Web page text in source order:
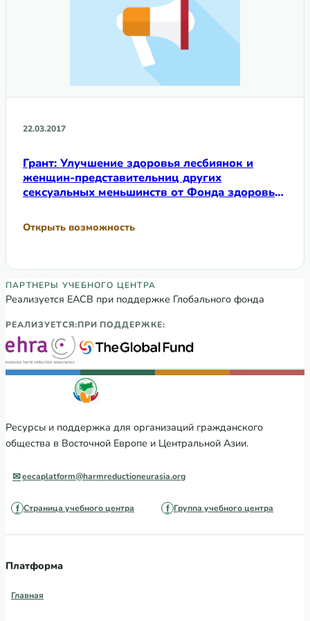
22.03.2017
Грант: Улучшение здоровья лесбиянок и
женщин-представительниц других
сексуальных меньшинств от Фонда здоровья
Открыть возможность
Партнеры Регионального учебного
ПАРТНЕРЫ УЧЕБНОГО ЦЕНТРА
Реализуется ЕАСВ при поддержке Глобального фонда
РЕАЛИЗУЕТСЯ:ПРИ ПОДДЕРЖКЕ:
Ресурсы и поддержка для организаций гражданского
общества в Восточной Европе и Центральной Азии.
eecaplatform@harmreductioneurasia.org
Страница учебного центра Группа учебного центра
Платформа
Главная